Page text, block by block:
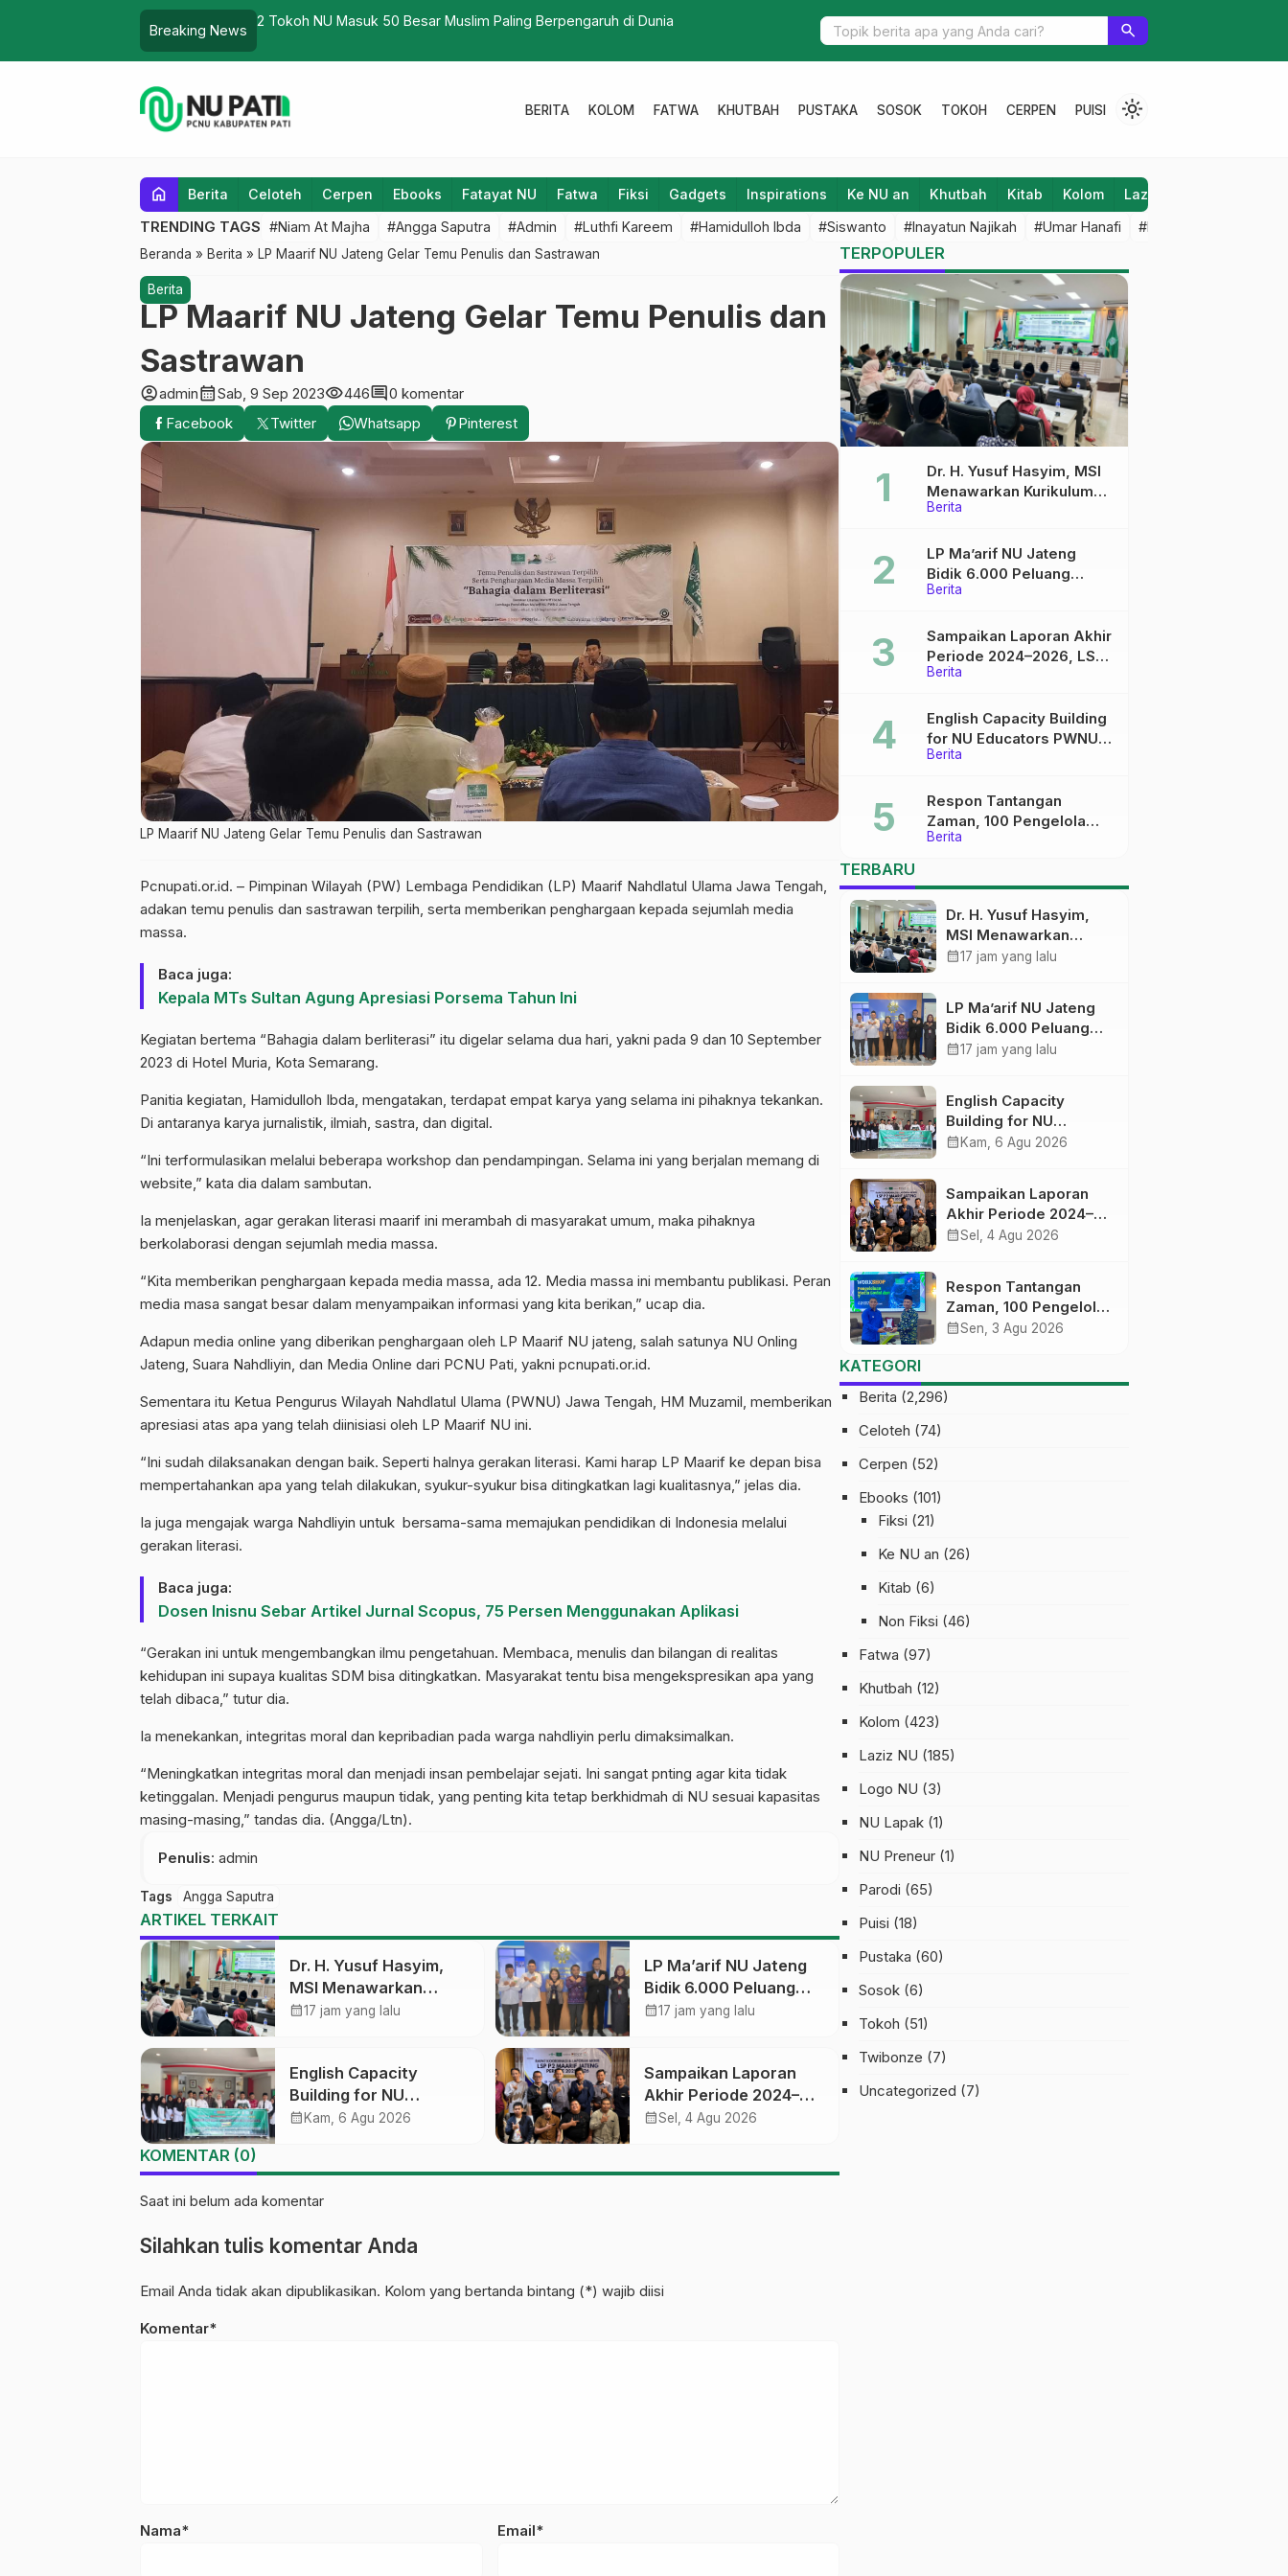
Breaking News
2 Tokoh NU Masuk 50 Besar Muslim Paling Berpengaruh di Dunia PAC IPNU IPPNU Kayen Gelar Sosialisasi, Komisariat Pencetak Pelajar Hebat
search
BERITA KOLOM FATWA KHUTBAH PUSTAKA SOSOK TOKOH CERPEN PUISI light_mode
home Berita Celoteh Cerpen Ebooks Fatayat NU Fatwa Fiksi Gadgets Inspirations Ke NU an Khutbah Kitab Kolom Laziz NU
TRENDING TAGS #Niam At Majha #Angga Saputra #Admin #Luthfi Kareem #Hamidulloh Ibda #Siswanto #Inayatun Najikah #Umar Hanafi #M Iqbal Dawami
Beranda » Berita » LP Maarif NU Jateng Gelar Temu Penulis dan Sastrawan
Berita
LP Maarif NU Jateng Gelar Temu Penulis dan
Sastrawan
account_circleadmincalendar_monthSab, 9 Sep 2023visibility446comment0 komentar
Facebook
Twitter Whatsapp Pinterest
LP Maarif NU Jateng Gelar Temu Penulis dan Sastrawan
Pcnupati.or.id. – Pimpinan Wilayah (PW) Lembaga Pendidikan (LP) Maarif Nahdlatul Ulama Jawa Tengah,
adakan temu penulis dan sastrawan terpilih, serta memberikan penghargaan kepada sejumlah media
massa.
Baca juga:
Kepala MTs Sultan Agung Apresiasi Porsema Tahun Ini
Kegiatan bertema “Bahagia dalam berliterasi” itu digelar selama dua hari, yakni pada 9 dan 10 September
2023 di Hotel Muria, Kota Semarang.
Panitia kegiatan, Hamidulloh Ibda, mengatakan, terdapat empat karya yang selama ini pihaknya tekankan.
Di antaranya karya jurnalistik, ilmiah, sastra, dan digital.
“Ini terformulasikan melalui beberapa workshop dan pendampingan. Selama ini yang berjalan memang di
website,” kata dia dalam sambutan.
Ia menjelaskan, agar gerakan literasi maarif ini merambah di masyarakat umum, maka pihaknya
berkolaborasi dengan sejumlah media massa.
“Kita memberikan penghargaan kepada media massa, ada 12. Media massa ini membantu publikasi. Peran
media masa sangat besar dalam menyampaikan informasi yang kita berikan,” ucap dia.
Adapun media online yang diberikan penghargaan oleh LP Maarif NU jateng, salah satunya NU Onling
Jateng, Suara Nahdliyin, dan Media Online dari PCNU Pati, yakni pcnupati.or.id.
Sementara itu Ketua Pengurus Wilayah Nahdlatul Ulama (PWNU) Jawa Tengah, HM Muzamil, memberikan
apresiasi atas apa yang telah diinisiasi oleh LP Maarif NU ini.
“Ini sudah dilaksanakan dengan baik. Seperti halnya gerakan literasi. Kami harap LP Maarif ke depan bisa
mempertahankan apa yang telah dilakukan, syukur-syukur bisa ditingkatkan lagi kualitasnya,” jelas dia.
Ia juga mengajak warga Nahdliyin untuk bersama-sama memajukan pendidikan di Indonesia melalui
gerakan literasi.
Baca juga:
Dosen Inisnu Sebar Artikel Jurnal Scopus, 75 Persen Menggunakan Aplikasi
“Gerakan ini untuk mengembangkan ilmu pengetahuan. Membaca, menulis dan bilangan di realitas
kehidupan ini supaya kualitas SDM bisa ditingkatkan. Masyarakat tentu bisa mengekspresikan apa yang
telah dibaca,” tutur dia.
Ia menekankan, integritas moral dan kepribadian pada warga nahdliyin perlu dimaksimalkan.
“Meningkatkan integritas moral dan menjadi insan pembelajar sejati. Ini sangat pnting agar kita tidak
ketinggalan. Menjadi pengurus maupun tidak, yang penting kita tetap berkhidmah di NU sesuai kapasitas
masing-masing,” tandas dia. (Angga/Ltn).
Penulis: admin
Tags Angga Saputra
ARTIKEL TERKAIT
Dr. H. Yusuf Hasyim,
MSI Menawarkan
Kurikulum Diversifikasi,
calendar_month17 jam yang lalu
LP Ma’arif NU Jateng
Bidik 6.000 Peluang
Pelatihan dan
calendar_month17 jam yang lalu
English Capacity
Building for NU
Educators PWNU Jawa
calendar_month Kam, 6 Agu 2026
Sampaikan Laporan
Akhir Periode 2024–
2026, LSP P2 Ma’arif
calendar_monthSel, 4 Agu 2026
KOMENTAR (0)
Saat ini belum ada komentar
Silahkan tulis komentar Anda
Email Anda tidak akan dipublikasikan. Kolom yang bertanda bintang (*) wajib diisi
Komentar*
Nama* Email*
TERPOPULER
Berita
Dr. H. Yusuf Hasyim, MSI
Menawarkan Kurikulum
Diversifikasi, Harapan
pendidikan
Berita
LP Ma’arif NU Jateng
Bidik 6.000 Peluang
Pelatihan dan Sertifikasi
Berita
Sampaikan Laporan Akhir
Periode 2024–2026, LSP
P2 Ma’arif NU Jateng
and Match
Berita
English Capacity Building
for NU Educators PWNU
Jawa Tengah Batch#4;
Masa Depan
Berita
Respon Tantangan
Zaman, 100 Pengelola
Medsos Sekolah Ma’arif
Pelatihan Literasi Digital
TERBARU
Dr. H. Yusuf Hasyim,
MSI Menawarkan
Kurikulum
pendidikan
calendar_month17 jam yang lalu
LP Ma’arif NU Jateng
Bidik 6.000 Peluang
Pelatihan dan
calendar_month17 jam yang lalu
English Capacity
Building for NU
Educators PWNU Jawa
Menuju Masa Depan
calendar_month Kam, 6 Agu 2026
Sampaikan Laporan
Akhir Periode 2024–
2026, LSP P2 Ma’arif
calendar_monthSel, 4 Agu 2026
Respon Tantangan
Zaman, 100 Pengelola
Medsos Sekolah
Digital
calendar_monthSen, 3 Agu 2026
KATEGORI
Berita (2,296)
Celoteh (74)
Cerpen (52)
Ebooks (101)
Fiksi (21)
Ke NU an (26)
Kitab (6)
Non Fiksi (46)
Fatwa (97)
Khutbah (12)
Kolom (423)
Laziz NU (185)
Logo NU (3)
NU Lapak (1)
NU Preneur (1)
Parodi (65)
Puisi (18)
Pustaka (60)
Sosok (6)
Tokoh (51)
Twibonze (7)
Uncategorized (7)